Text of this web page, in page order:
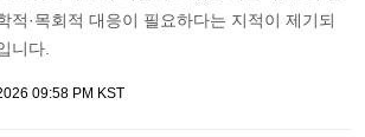
적·목회적 대응이 필요하다는 지적이 제기되
니다.
09:58 PM KST